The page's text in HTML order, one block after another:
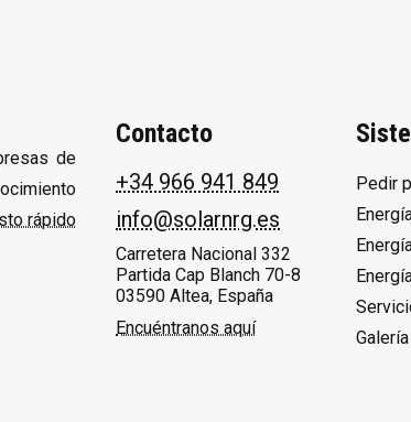
de
rápido
Contacto
+34 966 941 849
info@solarnrg.es
Carretera Nacional 332
Partida Cap Blanch 70-8
03590 Altea, España
Encuéntranos aquí
Pedir